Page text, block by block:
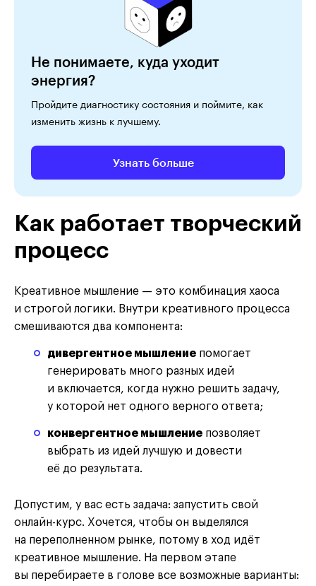
Не понимаете, куда уходит
энергия?
Пройдите диагностику состояния и поймите, как
изменить жизнь к лучшему.
Узнать больше
Как работает творческий
процесс
Креативное мышление — это комбинация хаоса
и строгой логики. Внутри креативного процесса
смешиваются два компонента:
дивергентное мышлениепомогает
генерировать много разных идей
и включается, когда нужно решить задачу,
у которой нет одного верного ответа;
конвергентное мышлениепозволяет
выбрать из идей лучшую и довести
её до результата.
Допустим, у вас есть задача: запустить свой
онлайн-курс. Хочется, чтобы он выделялся
на переполненном рынке, потому в ход идёт
креативное мышление. На первом этапе
вы перебираете в голове все возможные варианты: